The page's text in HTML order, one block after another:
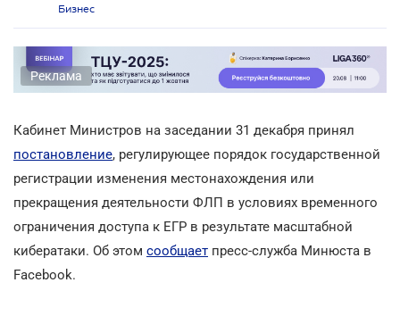
Бизнес
Реклама
Кабинет Министров на заседании 31 декабря принял
постановление, регулирующее порядок государственной
регистрации изменения местонахождения или
прекращения деятельности ФЛП в условиях временного
ограничения доступа к ЕГР в результате масштабной
кибератаки. Об этом сообщает пресс-служба Минюста в
Facebook.